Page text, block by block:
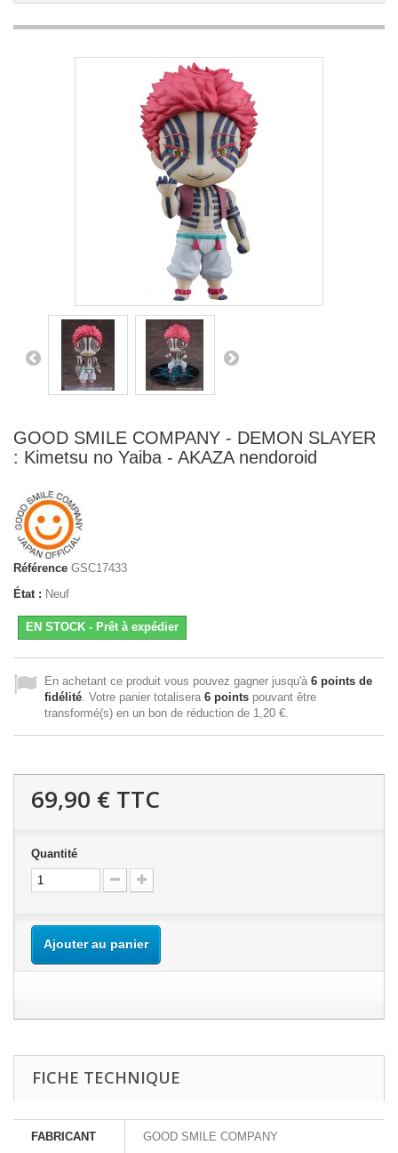
GOOD SMILE COMPANY - DEMON SLAYER
: Kimetsu no Yaiba - AKAZA nendoroid
Référence GSC17433
État : Neuf
EN STOCK - Prêt à expédier
En achetant ce produit vous pouvez gagner jusqu'à 6 points de
fidélité . Votre panier totalisera 6 points pouvant être
transformé(s) en un bon de réduction de 1,20 €
69,90 € TTC
Quantité
Ajouter au panier
FICHE TECHNIQUE
FABRICANT GOOD SMILE COMPANY